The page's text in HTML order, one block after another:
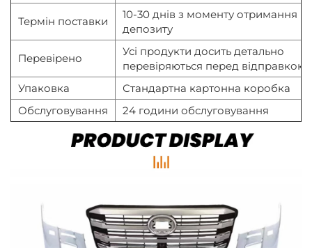
Термін поставки
10-30 днів з моменту отримання
депозиту
Перевірено
Усі продукти досить детально
перевіряються перед відправкою
Упаковка
Стандартна картонна коробка
Обслуговування
24 години обслуговування